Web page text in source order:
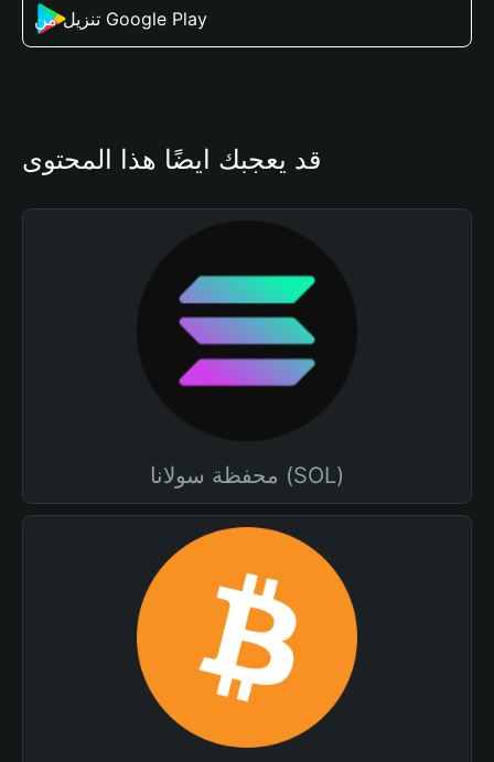
تنزيل من Google Play
قد يعجبك أيضًا هذا المحتوى
محفظة سولانا (SOL)